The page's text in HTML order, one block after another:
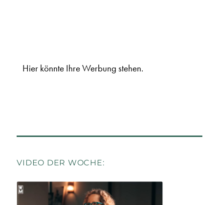
Hier könnte Ihre Werbung stehen.
VIDEO DER WOCHE: